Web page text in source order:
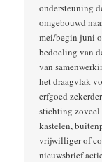
ondersteuning
omgebouwd
mei/begin juni
bedoeling van
van
het draagvlak
erfgoed
stichting zoveel
kastelen,
vrijwilliger of
nieuwsbrief